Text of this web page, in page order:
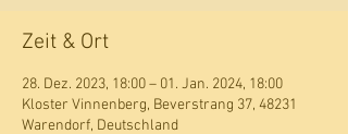
Zeit & Ort
28. Dez. 2023, 18:00 – 01. Jan. 2024, 18:00
Kloster Vinnenberg, Beverstrang 37, 48231
Warendorf, Deutschland